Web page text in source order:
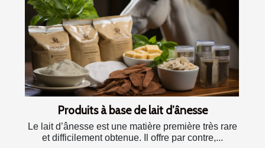
Produits à base de lait d’ânesse
Le lait d’ânesse est une matière première très rare
et difficilement obtenue. Il offre par contre,...